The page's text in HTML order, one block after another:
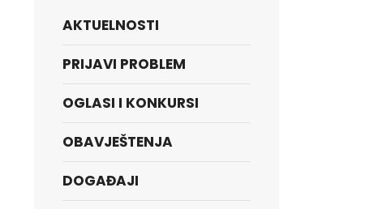
AKTUELNOSTI
PRIJAVI PROBLEM
OGLASI I KONKURSI
OBAVJEŠTENJA
DOGAĐAJI